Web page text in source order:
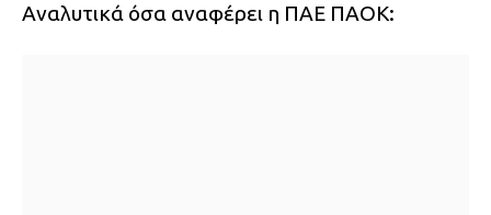
Αναλυτικά όσα αναφέρει η ΠΑΕ ΠΑΟΚ: